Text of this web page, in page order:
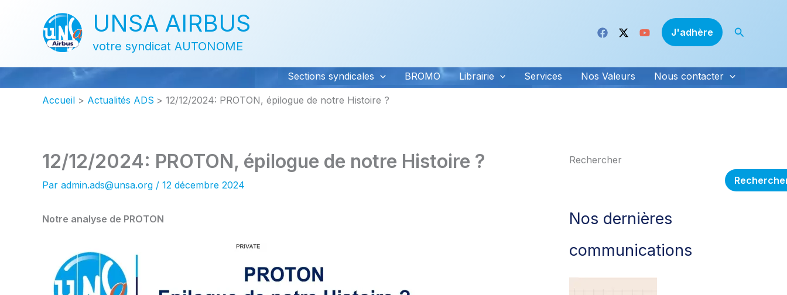
UNSA AIRBUS
votre syndicat AUTONOME
J'adhère
Sections syndicales BROMO Librairie Services Nos Valeurs Nous contacter
Accueil Actualités ADS 12/12/2024: PROTON, épilogue de notre Histoire ?
12/12/2024: PROTON, épilogue de notre Histoire ?
Par admin.ads@unsa.org / 12 décembre 2024
Notre analyse de PROTON
Rechercher
Nos dernières
communications